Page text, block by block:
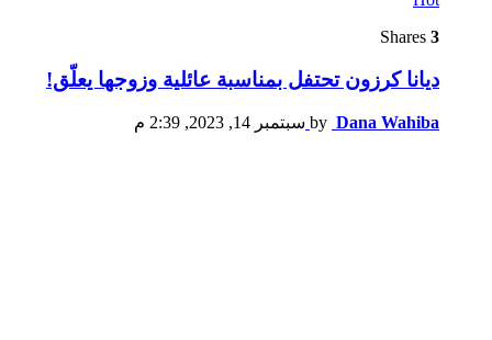
3
ديانا كرزون تحتفل بمناسبة عائلية وزوجها يعلّق!
by Dana Wahiba سبتمبر 14, 2023, 2:39 م